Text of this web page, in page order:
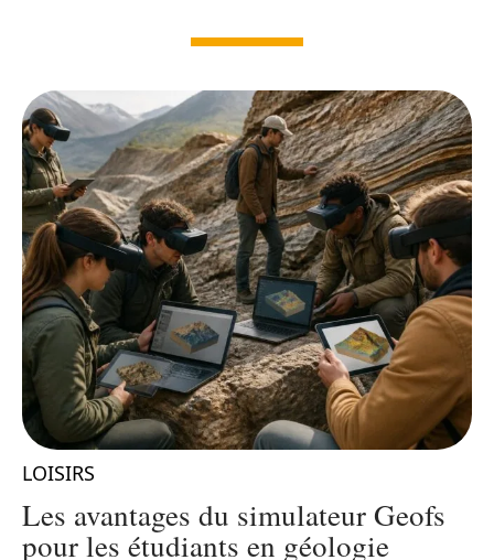
LOISIRS
Les avantages du simulateur Geofs
pour les étudiants en géologie